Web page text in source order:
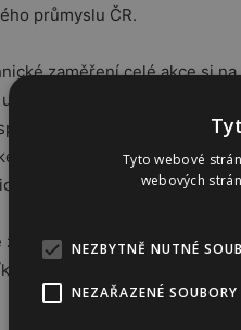
průmyslu ČR.
zaměření celé akce si
patentovaný firmou
budou také speciální
milovníci módy – k vidění
stříbra.
zdarma, ostatní expozice a
Tyto webové
webových
NEZBYTNĚ NUTNÉ
NEZAŘAZENÉ SOUBORY